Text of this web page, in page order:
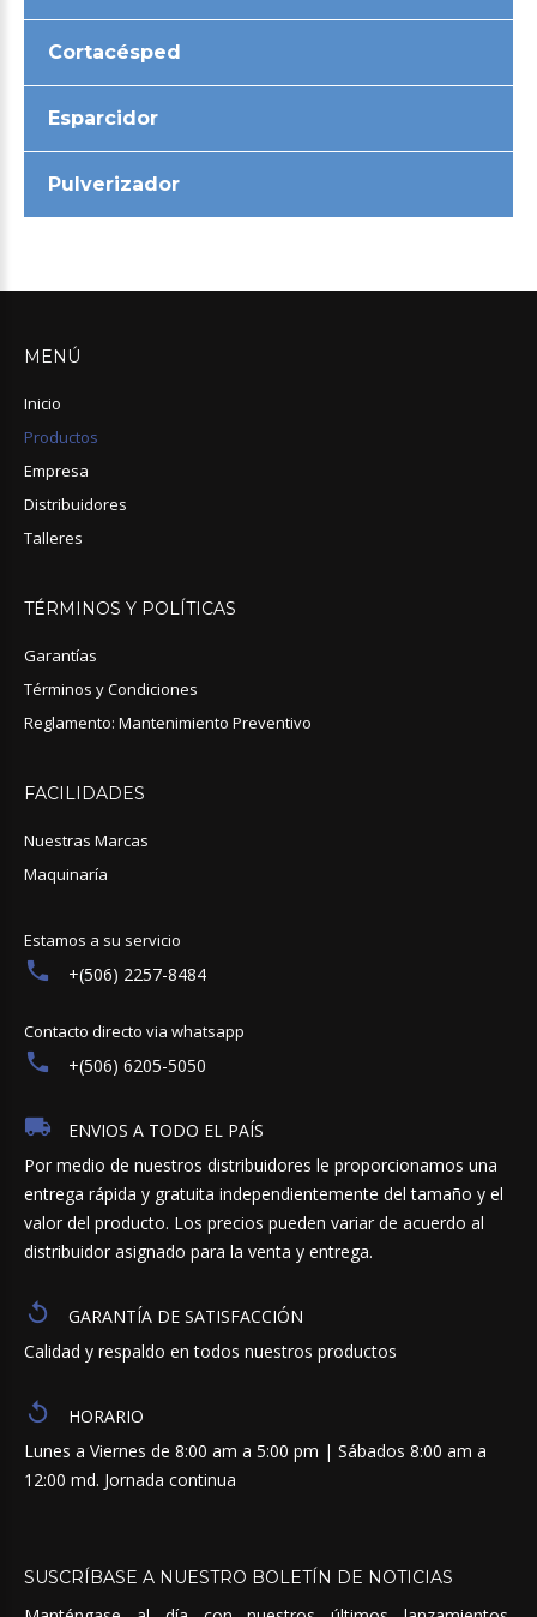
Cortacésped
Esparcidor
Pulverizador
MENÚ
Inicio
Productos
Empresa
Distribuidores
Talleres
TÉRMINOS Y POLÍTICAS
Garantías
Términos y Condiciones
Reglamento: Mantenimiento Preventivo
FACILIDADES
Nuestras Marcas
Maquinaría
Estamos a su servicio
+(506) 2257-8484
Contacto directo via whatsapp
+(506) 6205-5050
ENVIOS A TODO EL PAÍS
Por medio de nuestros distribuidores le proporcionamos una
entrega rápida y gratuita independientemente del tamaño y el
valor del producto. Los precios pueden variar de acuerdo al
distribuidor asignado para la venta y entrega.
GARANTÍA DE SATISFACCIÓN
Calidad y respaldo en todos nuestros productos
HORARIO
Lunes a Viernes de 8:00 am a 5:00 pm | Sábados 8:00 am a
12:00 md. Jornada continua
SUSCRÍBASE A NUESTRO BOLETÍN DE NOTICIAS